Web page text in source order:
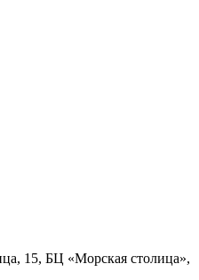
15, БЦ «Морская столица»,